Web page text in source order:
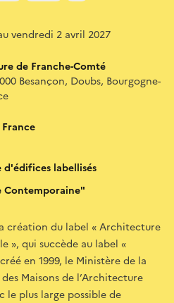
vendredi 2 avril 2027
de Franche-Comté
Besançon, Doubs, Bourgogne-
labellisés
Contemporaine"
création du label « Architecture
», qui succède au label «
en 1999, le Ministère de la
des Maisons de l’Architecture
le plus large possible de